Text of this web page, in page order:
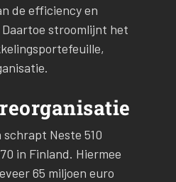
de efficiency en
stroomlijnt het
Neste 510
in Finland. Hiermee
65 miljoen euro